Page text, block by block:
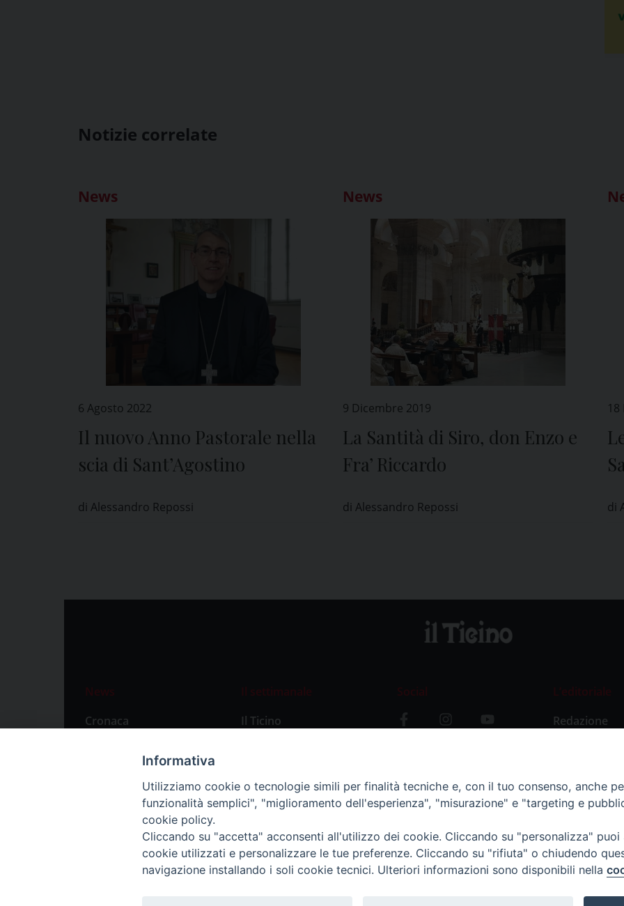
Notizie correlate
News
6 Agosto 2022
Il nuovo Anno Pastorale nella
scia di Sant’Agostino
di Alessandro Repossi
News
9 Dicembre 2019
La Santità di Siro, don Enzo e
Fra’ Riccardo
di Alessandro Repossi di
News
Cronaca
Primo Piano
Il settimanale
Il Ticino
Social
L’editoriale
Redazione
Informativa
Utilizziamo cookie o tecnologie simili per finalità tecniche e, con il tuo consenso, anche
funzionalità semplici", "miglioramento dell'esperienza", "misurazione" e "targeting e
cookie policy.
Cliccando su "accetta" acconsenti all'utilizzo dei cookie. Cliccando su "personalizza"
cookie utilizzati e personalizzare le tue preferenze. Cliccando su "rifiuta" o chiudendo
navigazione installando i soli cookie tecnici. Ulteriori informazioni sono disponibili nella